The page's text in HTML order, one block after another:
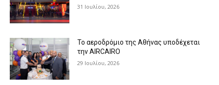
31 Ιουλίου, 2026
Το αεροδρόμιο της Αθήνας υποδέχεται
την AIRCAIRO
29 Ιουλίου, 2026